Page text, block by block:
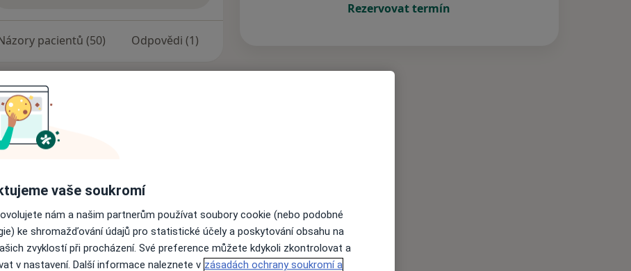
pacientů (50) Odpovědi (1)
Rezervovat termín
vaše soukromí
nám a našim partnerům používat soubory cookie (nebo podobné
ke shromažďování údajů pro statistické účely a poskytování obsahu na
zvyklostí při procházení. Své preference můžete kdykoli zkontrolovat a
v nastavení. Další informace naleznete v zásadách ochrany soukromí a